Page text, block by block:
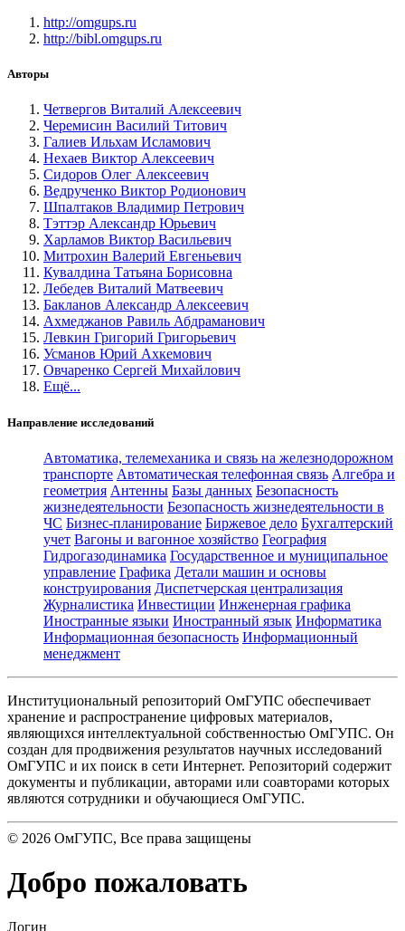
http://omgups.ru
http://bibl.omgups.ru
Авторы
Четвергов Виталий Алексеевич
Черемисин Василий Титович
Галиев Ильхам Исламович
Нехаев Виктор Алексеевич
Сидоров Олег Алексеевич
Ведрученко Виктор Родионович
Шпалтаков Владимир Петрович
Тэттэр Александр Юрьевич
Харламов Виктор Васильевич
Митрохин Валерий Евгеньевич
Кувалдина Татьяна Борисовна
Лебедев Виталий Матвеевич
Бакланов Александр Алексеевич
Ахмеджанов Равиль Абдраманович
Левкин Григорий Григорьевич
Усманов Юрий Ахкемович
Овчаренко Сергей Михайлович
Ещё...
Направление исследований
Автоматика, телемеханика и связь на железнодорожном
транспорте Автоматическая телефонная связь Алгебра и
геометрия Антенны Базы данных Безопасность
жизнедеятельности Безопасность жизнедеятельности в
ЧС Бизнес-планирование Биржевое дело Бухгалтерский
учет Вагоны и вагонное хозяйство География
Гидрогазодинамика Государственное и муниципальное
управление Графика Детали машин и основы
конструирования Диспетчерская централизация
Журналистика Инвестиции Инженерная графика
Иностранные языки Иностранный язык Информатика
Информационная безопасность Информационный
менеджмент
Институциональный репозиторий ОмГУПС обеспечивает
хранение и распространение цифровых материалов,
являющихся интеллектуальной собственностью ОмГУПС. Он
создан для продвижения результатов научных исследований
ОмГУПС и их поиск в сети Интернет. Репозиторий содержит
документы и публикации, авторами или соавторами которых
являются сотрудники и обучающиеся ОмГУПС.
© 2026 ОмГУПС, Все права защищены
Добро пожаловать
Логин